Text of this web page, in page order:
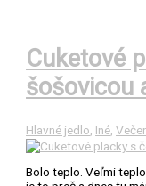
Cuketové
šošovicou
Hlavné jedlo Iné ,
Bolo teplo. Veľmi